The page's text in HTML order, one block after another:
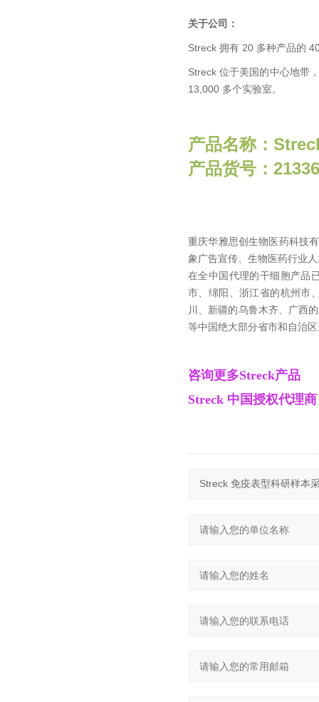
关于公司：
Streck 拥有 20 多种产品的
Streck 位于美国的中心地带
13,000 多个实验室。
产品名称：
产品货号：
重庆华雅思创生物医药科技
象广告宣传、生物医药行业
在全中国代理的干细胞产品
市、绵阳、浙江省的杭州市
川、新疆的乌鲁木齐、广西
等中国绝大部分省市和自治
咨询更多Streck产品
Streck 中国授权代理